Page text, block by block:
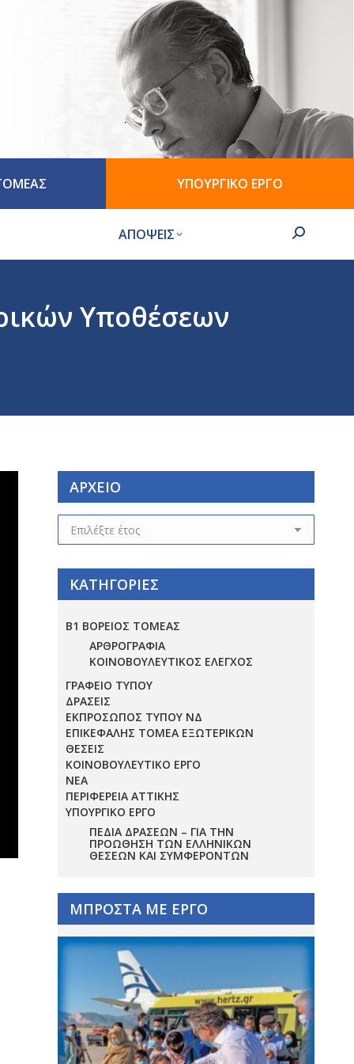
ΥΠΟΥΡΓΙΚΟ ΕΡΓΟ
ΑΠΟΨΕΙΣ Search:
Υποθέσεων
ΑΡΧΕΙΟ
ΑΡΧΕΙΟ
ΚΑΤΗΓΟΡΙΕΣ
Β1 ΒΟΡΕΙΟΣ ΤΟΜΕΑΣ
ΑΡΘΡΟΓΡΑΦΙΑ
ΚΟΙΝΟΒΟΥΛΕΥΤΙΚΟΣ ΕΛΕΓΧΟΣ
ΓΡΑΦΕΙΟ ΤΥΠΟΥ
ΔΡΑΣΕΙΣ
ΕΚΠΡΟΣΩΠΟΣ ΤΥΠΟΥ ΝΔ
ΕΠΙΚΕΦΑΛΗΣ ΤΟΜΕΑ ΕΞΩΤΕΡΙΚΩΝ
ΘΕΣΕΙΣ
ΚΟΙΝΟΒΟΥΛΕΥΤΙΚΟ ΕΡΓΟ
ΝΕΑ
ΠΕΡΙΦΕΡΕΙΑ ΑΤΤΙΚΗΣ
ΥΠΟΥΡΓΙΚΟ ΕΡΓΟ
ΠΕΔΊΑ ΔΡΆΣΕΩΝ – ΓΙΑ ΤΗΝ
ΠΡΟΏΘΗΣΗ ΤΩΝ ΕΛΛΗΝΙΚΏΝ
ΘΈΣΕΩΝ ΚΑΙ ΣΥΜΦΕΡΌΝΤΩΝ
ΜΠΡΟΣΤΑ ΜΕ ΕΡΓΟ